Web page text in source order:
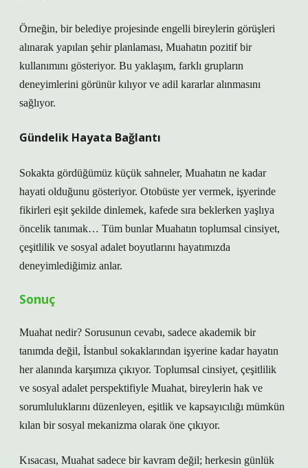
Örneğin, bir belediye projesinde engelli bireylerin görüşleri
alınarak yapılan şehir planlaması, Muahatın pozitif bir
kullanımını gösteriyor. Bu yaklaşım, farklı grupların
deneyimlerini görünür kılıyor ve adil kararlar alınmasını
sağlıyor.
Gündelik Hayata Bağlantı
Sokakta gördüğümüz küçük sahneler, Muahatın ne kadar
hayati olduğunu gösteriyor. Otobüste yer vermek, işyerinde
fikirleri eşit şekilde dinlemek, kafede sıra beklerken yaşlıya
öncelik tanımak… Tüm bunlar Muahatın toplumsal cinsiyet,
çeşitlilik ve sosyal adalet boyutlarını hayatımızda
deneyimlediğimiz anlar.
Sonuç
Muahat nedir? Sorusunun cevabı, sadece akademik bir
tanımda değil, İstanbul sokaklarından işyerine kadar hayatın
her alanında karşımıza çıkıyor. Toplumsal cinsiyet, çeşitlilik
ve sosyal adalet perspektifiyle Muahat, bireylerin hak ve
sorumluluklarını düzenleyen, eşitlik ve kapsayıcılığı mümkün
kılan bir sosyal mekanizma olarak öne çıkıyor.
Kısacası, Muahat sadece bir kavram değil; herkesin günlük